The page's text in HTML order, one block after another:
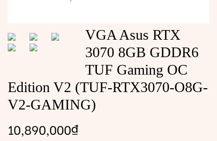
VGA Asus RTX
3070 8GB GDDR6
TUF Gaming OC
Edition V2 (TUF-RTX3070-O8G-
V2-GAMING)
10,890,000₫